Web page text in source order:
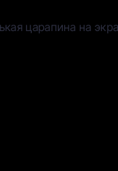
царапина на